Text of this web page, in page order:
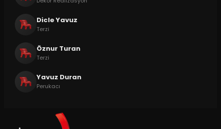
Dicle Yavuz
Terzi
Öznur Turan
Terzi
Yavuz Duran
Perukacı